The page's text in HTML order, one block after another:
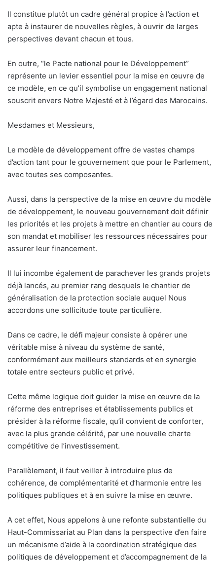
Il constitue plutôt un cadre général propice à l’action et
apte à instaurer de nouvelles règles, à ouvrir de larges
perspectives devant chacun et tous.
En outre, “le Pacte national pour le Développement”
représente un levier essentiel pour la mise en œuvre de
ce modèle, en ce qu’il symbolise un engagement national
souscrit envers Notre Majesté et à l’égard des Marocains.
Mesdames et Messieurs,
Le modèle de développement offre de vastes champs
d’action tant pour le gouvernement que pour le Parlement,
avec toutes ses composantes.
Aussi, dans la perspective de la mise en œuvre du modèle
de développement, le nouveau gouvernement doit définir
les priorités et les projets à mettre en chantier au cours de
son mandat et mobiliser les ressources nécessaires pour
assurer leur financement.
Il lui incombe également de parachever les grands projets
déjà lancés, au premier rang desquels le chantier de
généralisation de la protection sociale auquel Nous
accordons une sollicitude toute particulière.
Dans ce cadre, le défi majeur consiste à opérer une
véritable mise à niveau du système de santé,
conformément aux meilleurs standards et en synergie
totale entre secteurs public et privé.
Cette même logique doit guider la mise en œuvre de la
réforme des entreprises et établissements publics et
présider à la réforme fiscale, qu’il convient de conforter,
avec la plus grande célérité, par une nouvelle charte
compétitive de l’investissement.
Parallèlement, il faut veiller à introduire plus de
cohérence, de complémentarité et d’harmonie entre les
politiques publiques et à en suivre la mise en œuvre.
A cet effet, Nous appelons à une refonte substantielle du
Haut-Commissariat au Plan dans la perspective d’en faire
un mécanisme d’aide à la coordination stratégique des
politiques de développement et d’accompagnement de la